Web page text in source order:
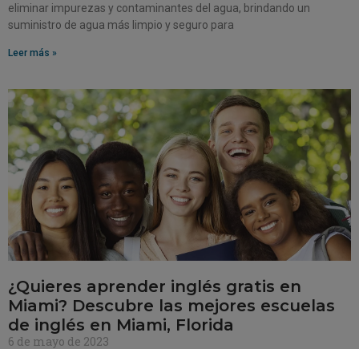
eliminar impurezas y contaminantes del agua, brindando un
suministro de agua más limpio y seguro para
Leer más »
¿Quieres aprender inglés gratis en
Miami? Descubre las mejores escuelas
de inglés en Miami, Florida
6 de mayo de 2023